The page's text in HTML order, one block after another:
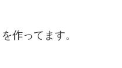
作ってます。